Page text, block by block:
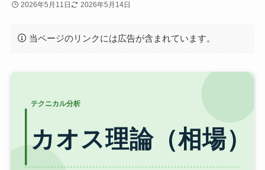
2026年5月11日 2026年5月14日
当ページのリンクには広告が含まれています。